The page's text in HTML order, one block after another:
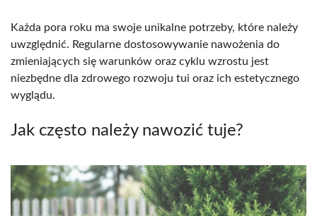
Każda pora roku ma swoje unikalne potrzeby, które należy
uwzględnić. Regularne dostosowywanie nawożenia do
zmieniających się warunków oraz cyklu wzrostu jest
niezbędne dla zdrowego rozwoju tui oraz ich estetycznego
wyglądu.
Jak często należy nawozić tuje?